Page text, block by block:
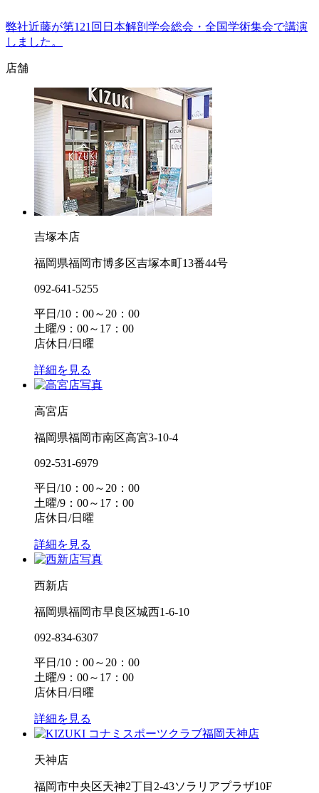
弊社近藤が第121回日本解剖学会総会・全国学術集会で講演
しました。
店舗
吉塚本店
福岡県福岡市博多区吉塚本町13番44号
092-641-5255
平日/10：00～20：00
土曜/9：00～17：00
店休日/日曜
詳細を見る
高宮店
福岡県福岡市南区高宮3-10-4
092-531-6979
平日/10：00～20：00
土曜/9：00～17：00
店休日/日曜
詳細を見る
西新店
福岡県福岡市早良区城西1-6-10
092-834-6307
平日/10：00～20：00
土曜/9：00～17：00
店休日/日曜
詳細を見る
天神店
福岡市中央区天神2丁目2-43ソラリアプラザ10F